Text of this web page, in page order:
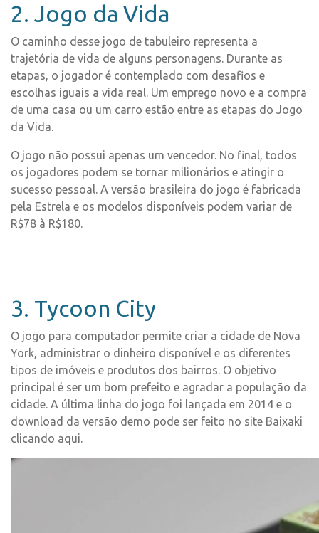
2. Jogo da Vida
O caminho desse jogo de tabuleiro representa a
trajetória de vida de alguns personagens. Durante as
etapas, o jogador é contemplado com desafios e
escolhas iguais a vida real. Um emprego novo e a compra
de uma casa ou um carro estão entre as etapas do Jogo
da Vida.
O jogo não possui apenas um vencedor. No final, todos
os jogadores podem se tornar milionários e atingir o
sucesso pessoal. A versão brasileira do jogo é fabricada
pela Estrela e os modelos disponíveis podem variar de
R$78 à R$180.
3. Tycoon City
O jogo para computador permite criar a cidade de Nova
York, administrar o dinheiro disponível e os diferentes
tipos de imóveis e produtos dos bairros. O objetivo
principal é ser um bom prefeito e agradar a população da
cidade. A última linha do jogo foi lançada em 2014 e o
download da versão demo pode ser feito no site Baixaki
clicando aqui.